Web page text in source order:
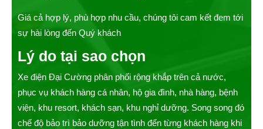
Giá cả hợp lý, phù hợp nhu cầu, chúng tôi cam kết đem tới
sự hài lòng đến Quý khách
Lý do tại sao chọn
Xe điện Đại Cường phân phối rộng khắp trên cả nước,
phục vụ khách hàng cá nhân, hộ gia đình, nhà hàng, bệnh
viện, khu resort, khách sạn, khu nghỉ dưỡng. Song song đó
chế độ bảo trì bảo dưỡng tận tình đến từng khách hàng khi